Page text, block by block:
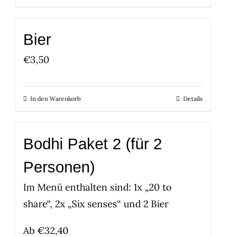
Bier
€3,50
In den Warenkorb Details
Bodhi Paket 2 (für 2
Personen)
Im Menü enthalten sind: 1x „20 to
share“, 2x „Six senses“ und 2 Bier
Ab €32,40